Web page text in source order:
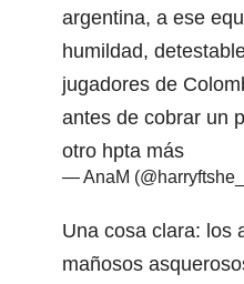
argentina, a ese
humildad,
jugadores de
antes de cobrar un
otro hpta más
— AnaM
Una cosa clara: los
mañosos